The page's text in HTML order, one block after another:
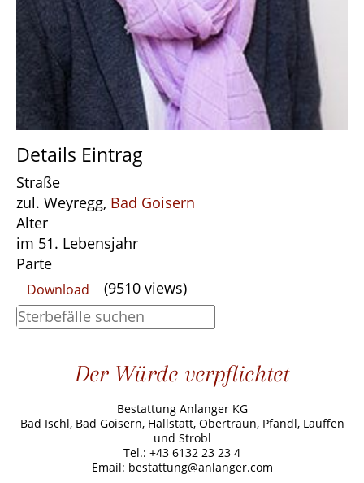
Details Eintrag
Straße
zul. Weyregg, Bad Goisern
Alter
im 51. Lebensjahr
Parte
Download (9510 views)
Der Würde verpflichtet
Bestattung Anlanger KG
Bad Ischl, Bad Goisern, Hallstatt, Obertraun, Pfandl, Lauffen
und Strobl
Tel.: +43 6132 23 23 4
Email: bestattung@anlanger.com